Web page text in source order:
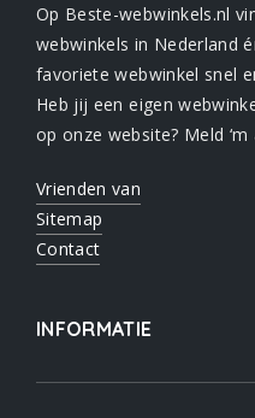
Op Beste-webwinkels.nl
webwinkels in Nederland
favoriete webwinkel snel
Heb jij een eigen
op onze website? Meld
Vrienden van
Sitemap
Contact
INFORMATIE